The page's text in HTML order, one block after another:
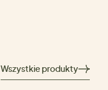
Wszystkie produkty